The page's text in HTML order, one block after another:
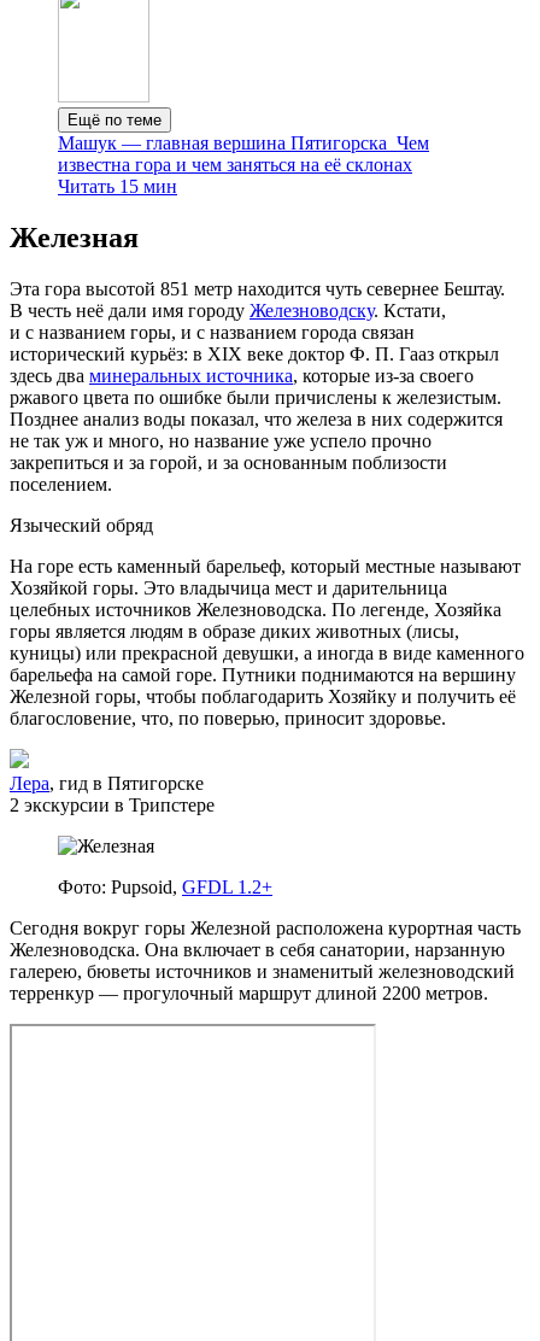
Ещё по теме
Машук — главная вершина Пятигорска Чем
известна гора и чем заняться на её склонах
Читать 15 мин
Железная
Эта гора высотой 851 метр находится чуть севернее Бештау.
В честь неё дали имя городу Железноводску. Кстати,
и с названием горы, и с названием города связан
исторический курьёз: в XIX веке доктор Ф. П. Гааз открыл
здесь два минеральных источника, которые из-за своего
ржавого цвета по ошибке были причислены к железистым.
Позднее анализ воды показал, что железа в них содержится
не так уж и много, но название уже успело прочно
закрепиться и за горой, и за основанным поблизости
поселением.
Языческий обряд
На горе есть каменный барельеф, который местные называют
Хозяйкой горы. Это владычица мест и дарительница
целебных источников Железноводска. По легенде, Хозяйка
горы является людям в образе диких животных (лисы,
куницы) или прекрасной девушки, а иногда в виде каменного
барельефа на самой горе. Путники поднимаются на вершину
Железной горы, чтобы поблагодарить Хозяйку и получить её
благословение, что, по поверью, приносит здоровье.
Лера, гид в Пятигорске
2 экскурсии в Трипстере
Фото: Pupsoid, GFDL 1.2+
Сегодня вокруг горы Железной расположена курортная часть
Железноводска. Она включает в себя санатории, нарзанную
галерею, бюветы источников и знаменитый железноводский
терренкур — прогулочный маршрут длиной 2200 метров.